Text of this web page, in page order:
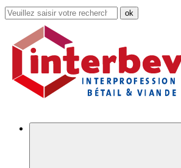
Rechercher
dans
site